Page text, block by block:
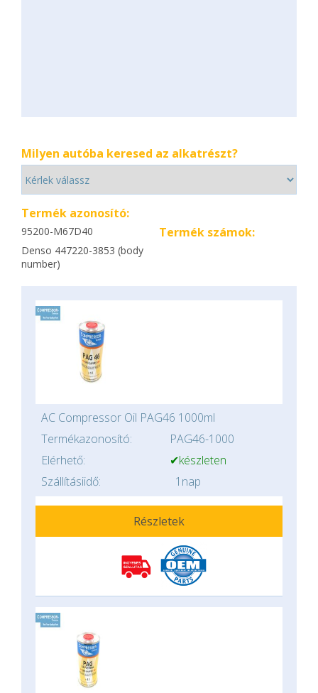
Milyen autóba keresed az alkatrészt?
Termék azonosító:
95200-M67D40 Termék számok:
Denso 447220-3853 (body
number)
AC Compressor Oil PAG46 1000ml
Termékazonosító:
PAG46-1000
Elérhető:
✔készleten
Szállításiidő:
1nap
Részletek